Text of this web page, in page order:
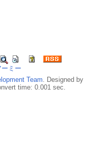
ーミー
Team. Designed by
time: 0.001 sec.